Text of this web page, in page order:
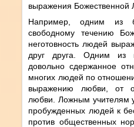
выражения Божественной
Например, одним из
свободному течению
неготовность людей
друг друга. Одним из
довольно сдержанное
многих людей по
выражению любви, от
любви. Ложным учителям
пробужденных людей к
против общественных